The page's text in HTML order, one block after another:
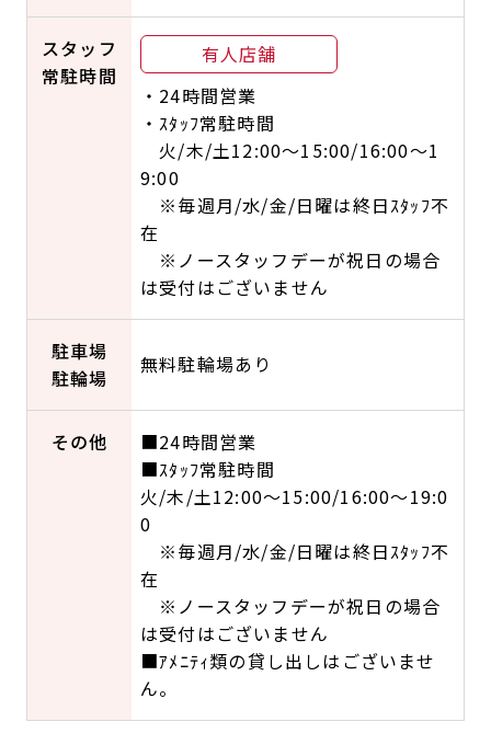
スタッフ
常駐時間
有人店舗
・24時間営業
・ｽﾀｯﾌ常駐時間
火/木/土12:00～15:00/16:00～1
9:00
※毎週月/水/金/日曜は終日ｽﾀｯﾌ不
在
※ノースタッフデーが祝日の場合
は受付はございません
駐車場
駐輪場
無料駐輪場あり
その他
■24時間営業
■ｽﾀｯﾌ常駐時間
火/木/土12:00～15:00/16:00～19:0
0
※毎週月/水/金/日曜は終日ｽﾀｯﾌ不
在
※ノースタッフデーが祝日の場合
は受付はございません
■ｱﾒﾆﾃｨ類の貸し出しはございませ
ん。